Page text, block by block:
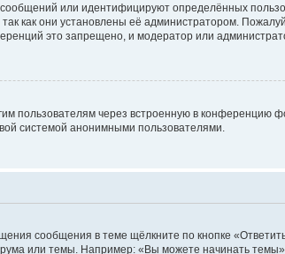
или идентифицируют определённых
как они установлены её администратором.
это запрещено, и модератор или
пользователям через встроенную в конференцию
системой анонимными пользователями.
сообщения в теме щёлкните по кнопке
или темы. Например: «Вы можете начинать